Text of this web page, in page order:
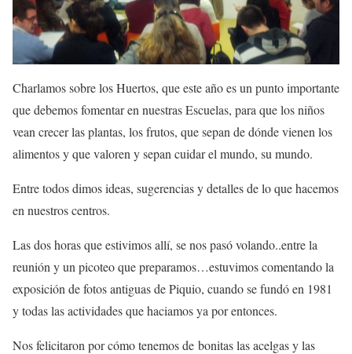
Charlamos sobre los Huertos, que este año es un punto importante
que debemos fomentar en nuestras Escuelas, para que los niños
vean crecer las plantas, los frutos, que sepan de dónde vienen los
alimentos y que valoren y sepan cuidar el mundo, su mundo.
Entre todos dimos ideas, sugerencias y detalles de lo que hacemos
en nuestros centros.
Las dos horas que estivimos allí, se nos pasó volando..entre la
reunión y un picoteo que preparamos…estuvimos comentando la
exposición de fotos antiguas de Piquio, cuando se fundó en 1981
y todas las actividades que haciamos ya por entonces.
Nos felicitaron por cómo tenemos de bonitas las acelgas y las